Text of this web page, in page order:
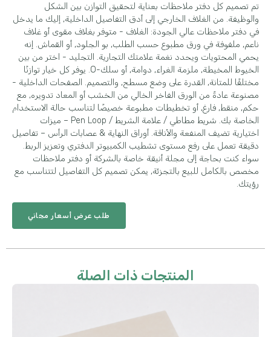
تم تصميم كل دفتر ملاحظات بعناية لتحقيق التوازن بين الشكل
والوظيفة. من الغلاف الخارجي إلى أدق التفاصيل الداخلية, إليك ما يدخل
في دفتر ملاحظات عالي الجودة: الغلاف - متوفر بغلاف مقوى أو غلاف
ناعم, ملفوفة في ورق مطبوع حسب الطلب, بو الجلود, أو القماش. إنه
يحمي المحتويات ويحدد نغمة علامتك التجارية. التجليد - اختر من بين
الخيوط المخيطة, ملزمة الغراء, دوامة, أو سلك-O. يوفر كل خيار توازنًا
مختلفًا للمتانة, القدرة على وضع مسطح, والتصميم. الصفحات الداخلية -
مصنوعة عادةً من الورق الفاخر الخالي من الخشب أو المعاد تدويره, مع
حكم, منقط, فارغ, أو تخطيطات مطبوعة خصيصًا لتناسب حالة الاستخدام
الخاصة بك. شريط مطاطي / علامة الشريط / Pen Loop – ميزات
اختيارية تضيف المنفعة والأناقة. أوراق النهاية & عصابات الرأس – تفاصيل
دقيقة تعمل على رفع مستوى تشطيب الكمبيوتر الدفتري وتعزيز الربط.
سواء كنت بحاجة إلى مجلة أنيقة خاصة بالشركة أو دفتر ملاحظات
مخصص بالكامل للبيع بالتجزئة, يمكن تصميم كل التفاصيل لتتناسب مع
رؤيتك.
طلب عرض أسعار مجاني
المنتجات ذات الصلة